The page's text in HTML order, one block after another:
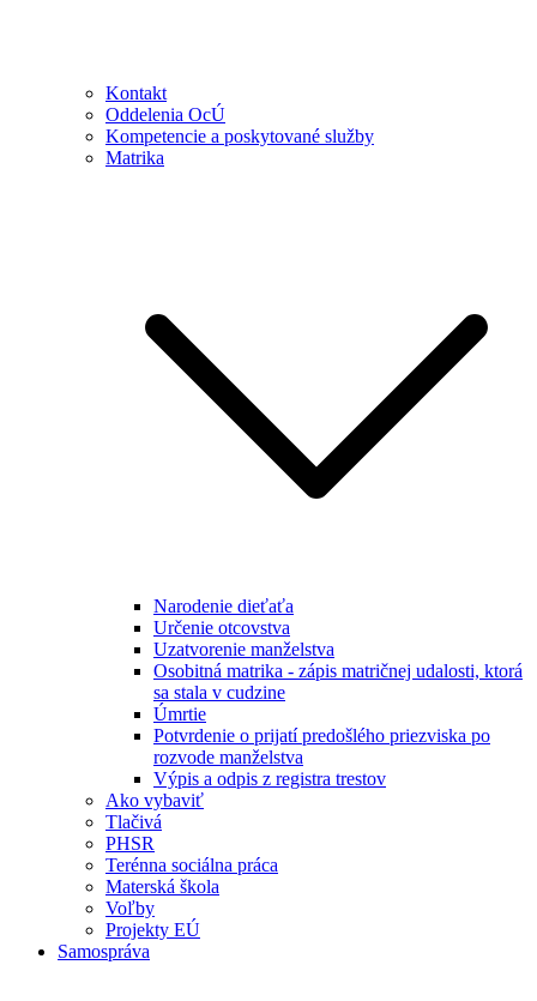
Kontakt
Oddelenia OcÚ
Kompetencie a poskytované služby
Matrika
Narodenie dieťaťa
Určenie otcovstva
Uzatvorenie manželstva
Osobitná matrika - zápis matričnej udalosti, ktorá
sa stala v cudzine
Úmrtie
Potvrdenie o prijatí predošlého priezviska po
rozvode manželstva
Výpis a odpis z registra trestov
Ako vybaviť
Tlačivá
PHSR
Terénna sociálna práca
Materská škola
Voľby
Projekty EÚ
Samospráva